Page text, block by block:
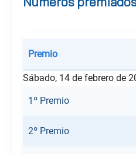
Sábado, 14 de febrero de
Premio
1º Premio
2º Premio